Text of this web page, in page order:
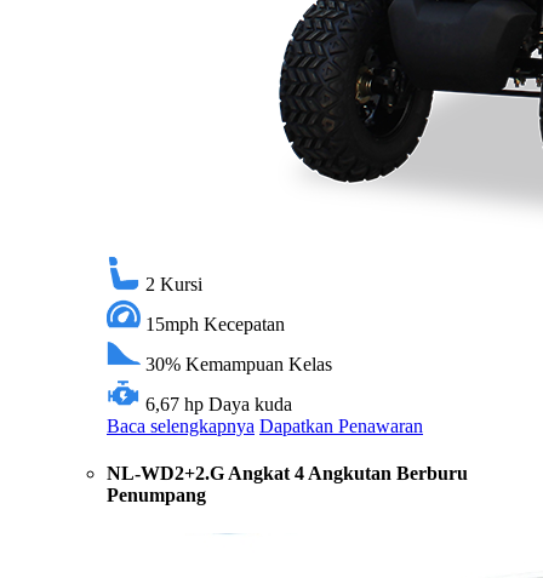
2 Kursi
15mph Kecepatan
30% Kemampuan Kelas
6,67 hp Daya kuda
Baca selengkapnya Dapatkan Penawaran
NL-WD2+2.G Angkat 4 Angkutan Berburu
Penumpang